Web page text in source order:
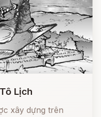
Lịch
xây dựng trên